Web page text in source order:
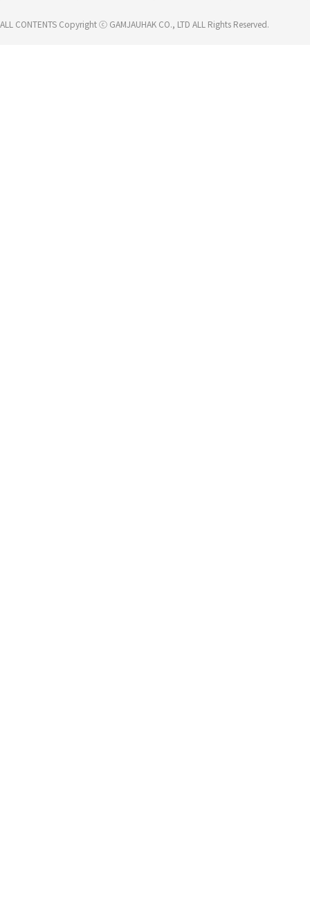
ALL CONTENTS Copyright ⓒ GAMJAUHAK CO., LTD ALL Rights Reserved.